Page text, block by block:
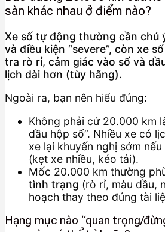
sàn khác nhau ở điểm nào?
Xe số tự động thường cần chú
và điều kiện “severe”, còn xe
tra rò rỉ, cảm giác vào số và
lịch dài hơn (tùy hãng).
Ngoài ra, bạn nên hiểu đúng:
Không phải cứ 20.000 km
dầu hộp số”. Nhiều xe có
xe lại khuyến nghị sớm
(kẹt xe nhiều, kéo tải).
Mốc 20.000 km thường
tình trạng (rò rỉ, màu dầu,
hoạch thay theo đúng tài
Hạng mục nào “quan trọng/